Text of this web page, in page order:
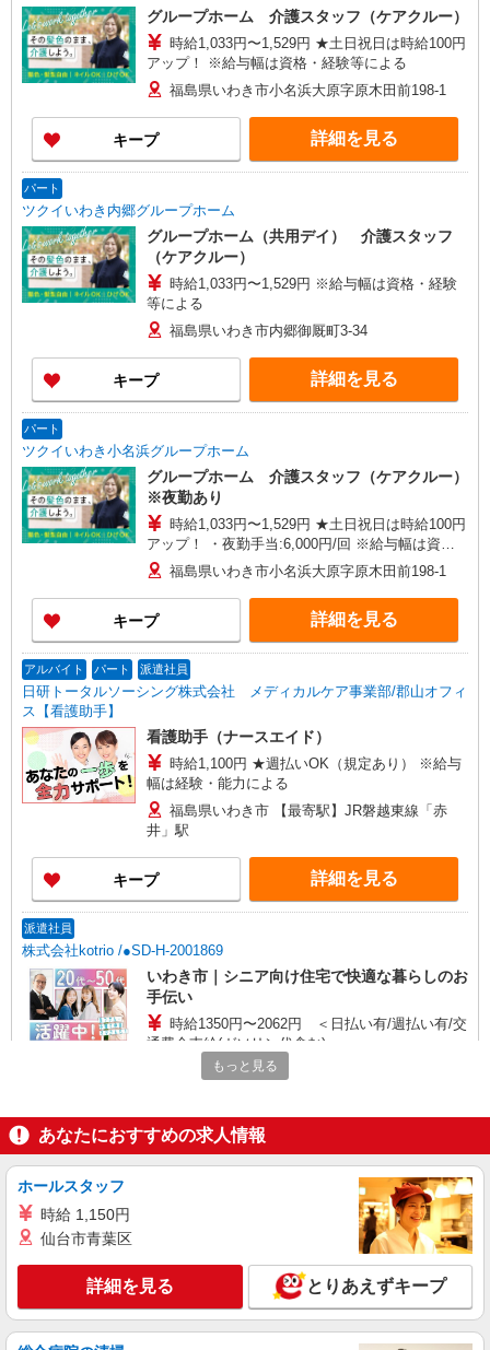
グループホーム 介護スタッフ（ケアクルー）
時給1,033円〜1,529円 ★土日祝日は時給100円
アップ！ ※給与幅は資格・経験等による
福島県いわき市小名浜大原字原木田前198-1
キープ 詳細を見る
パート
ツクイいわき内郷グループホーム
グループホーム（共用デイ） 介護スタッフ
（ケアクルー）
時給1,033円〜1,529円 ※給与幅は資格・経験
等による
福島県いわき市内郷御厩町3-34
キープ 詳細を見る
パート
ツクイいわき小名浜グループホーム
グループホーム 介護スタッフ（ケアクルー）
※夜勤あり
時給1,033円〜1,529円 ★土日祝日は時給100円
アップ！ ・夜勤手当:6,000円/回 ※給与幅は資
格・経験等による
福島県いわき市小名浜大原字原木田前198-1
キープ 詳細を見る
アルバイト パート 派遣社員
日研トータルソーシング株式会社 メディカルケア事業部/郡山オフィ
ス【看護助手】
看護助手（ナースエイド）
時給1,100円 ★週払いOK（規定あり） ※給与
幅は経験・能力による
福島県いわき市 【最寄駅】JR磐越東線「赤
井」駅
キープ 詳細を見る
派遣社員
株式会社kotrio /●SD-H-2001869
いわき市｜シニア向け住宅で快適な暮らしのお
手伝い
時給1350円〜2062円 ＜日払い有/週払い有/交
通費全支給(ガソリン代含む)＞
いわき市 ≪最寄駅≫いわき駅
キープ 詳細を見る
派遣社員
株式会社kotrio /●SD-H-1811575
シニア向けマンションで見守り・食事配膳など
時給1450円〜2062円 ＜日払い有/週払い有/交
通費全支給(ガソリン代含む)＞
いわき市 ≪最寄駅≫いわき駅
もっと見る
あなたにおすすめの求人情報
ホールスタッフ
時給 1,150円
仙台市青葉区
詳細を見る とりあえずキープ